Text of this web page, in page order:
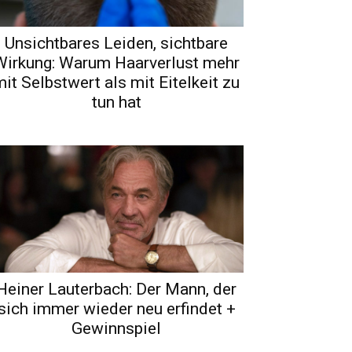
Unsichtbares Leiden, sichtbare
Warum Haarverlust mehr
Selbstwert als mit Eitelkeit zu
tun hat
Lauterbach: Der Mann, der
immer wieder neu erfindet +
Gewinnspiel